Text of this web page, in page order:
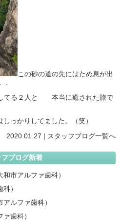
この砂の道の先にはため息が出
てる２人と 本当に癒された旅で
っかりしてました。（笑）
2020.01.27 | スタッフブログ一覧へ
フブログ新着
市アルファ歯科）
）
ルファ歯科）
歯科）